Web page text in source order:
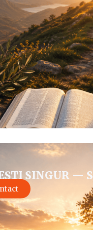
SINGUR —